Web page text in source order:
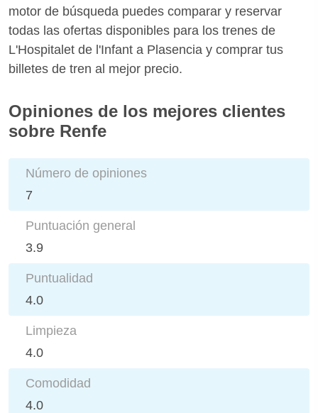
motor de búsqueda puedes comparar y reservar
todas las ofertas disponibles para los trenes de
L'Hospitalet de l'Infant a Plasencia y comprar tus
billetes de tren al mejor precio.
Opiniones de los mejores clientes
sobre Renfe
Número de opiniones
7
Puntuación general
3.9
Puntualidad
4.0
Limpieza
4.0
Comodidad
4.0